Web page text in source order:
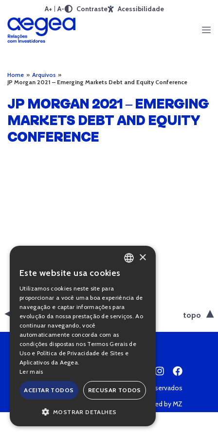
A+ A- Contraste Acessibilidade
Home » Arquivos »
JP Morgan 2021 – Emerging Markets Debt and Equity Conference
JP MORGAN 2021 – EMERGING
MARKETS DEBT AND EQUITY
CONFERENCE
voltar topo
Copyright © 2022 • Todos os direitos reservados
Powered by MZ
PORTUGUESE
×
Este website usa cookies
Utilizamos cookies neste site para
proporcionar a você uma boa experiência de
navegação e captar informações para
evolução da nossa prestação de serviços. Ao
continuar navegando, você
automaticamente concorda com as
condições dispostas nos Termos Gerais de
Uso e Política de Privacidade de Sites e
Aplicativos da Aegea.
Ler mais
ACEITAR TODOS RECUSAR TODOS
MOSTRAR DETALHES